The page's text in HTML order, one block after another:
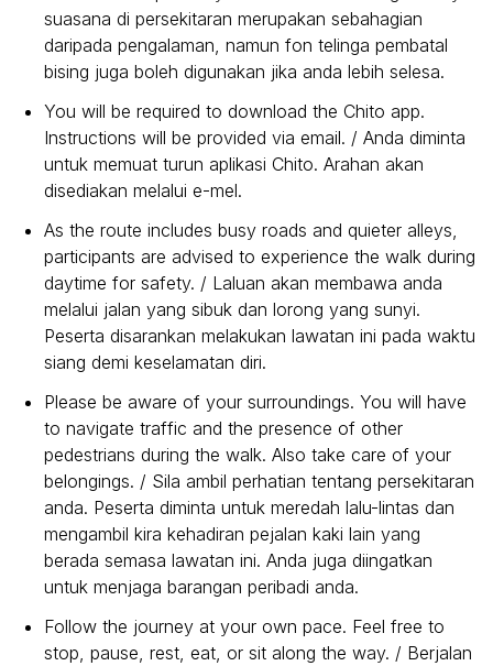
suasana di persekitaran merupakan sebahagian
daripada pengalaman, namun fon telinga pembatal
bising juga boleh digunakan jika anda lebih selesa.
You will be required to download the Chito app.
Instructions will be provided via email. / Anda diminta
untuk memuat turun aplikasi Chito. Arahan akan
disediakan melalui e-mel.
As the route includes busy roads and quieter alleys,
participants are advised to experience the walk during
daytime for safety. / Laluan akan membawa anda
melalui jalan yang sibuk dan lorong yang sunyi.
Peserta disarankan melakukan lawatan ini pada waktu
siang demi keselamatan diri.
Please be aware of your surroundings. You will have
to navigate traffic and the presence of other
pedestrians during the walk. Also take care of your
belongings. / Sila ambil perhatian tentang persekitaran
anda. Peserta diminta untuk meredah lalu-lintas dan
mengambil kira kehadiran pejalan kaki lain yang
berada semasa lawatan ini. Anda juga diingatkan
untuk menjaga barangan peribadi anda.
Follow the journey at your own pace. Feel free to
stop, pause, rest, eat, or sit along the way. / Berjalan